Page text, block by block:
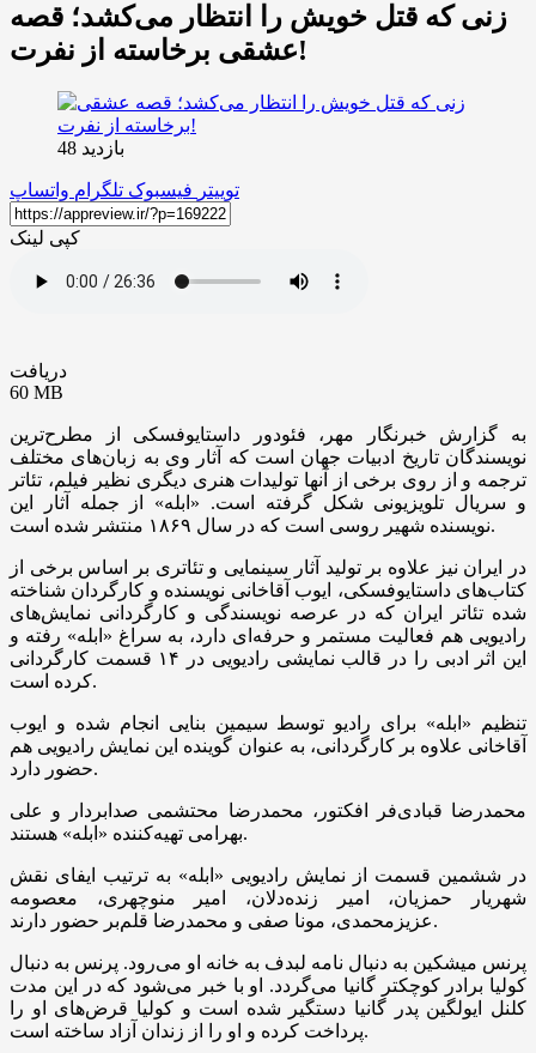
زنی که قتل خویش را انتظار می‌کشد؛ قصه
عشقی برخاسته از نفرت!
بازدید 48
توییتر فیسبوک تلگرام واتساپ
کپی لینک
دریافت
60 MB
به گزارش خبرنگار مهر، فئودور داستایوفسکی از مطرح‌ترین
نویسندگان تاریخ ادبیات جهان است که آثار وی به زبان‌های مختلف
ترجمه و از روی برخی از آنها تولیدات هنری دیگری نظیر فیلم، تئاتر
و سریال تلویزیونی شکل گرفته است. «ابله» از جمله آثار این
نویسنده شهیر روسی است که در سال ۱۸۶۹ منتشر شده است.
در ایران نیز علاوه بر تولید آثار سینمایی و تئاتری بر اساس برخی از
کتاب‌های داستایوفسکی، ایوب آقاخانی نویسنده و کارگردان شناخته
شده تئاتر ایران که در عرصه نویسندگی و کارگردانی نمایش‌های
رادیویی هم فعالیت مستمر و حرفه‌ای دارد، به سراغ «ابله» رفته و
این اثر ادبی را در قالب نمایشی رادیویی در ۱۴ قسمت کارگردانی
کرده است.
تنظیم «ابله» برای رادیو توسط سیمین بنایی انجام شده و ایوب
آقاخانی علاوه بر کارگردانی، به عنوان گوینده این نمایش رادیویی هم
حضور دارد.
محمدرضا قبادی‌فر افکتور، محمدرضا محتشمی صدابردار و علی
بهرامی تهیه‌کننده «ابله» هستند.
در ششمین قسمت از نمایش رادیویی «ابله» به ترتیب ایفای نقش
شهریار حمزیان، امیر زنده‌دلان، امیر منوچهری، معصومه
عزیزمحمدی، مونا صفی و محمدرضا قلم‌بر حضور دارند.
پرنس میشکین به دنبال نامه لبدف به خانه او می‌رود. پرنس به دنبال
کولیا برادر کوچکتر گانیا می‌گردد. او با خبر می‌شود که در این مدت
کلنل ایولگین پدر گانیا دستگیر شده است و کولیا قرض‌های او را
پرداخت کرده و او را از زندان آزاد ساخته است.